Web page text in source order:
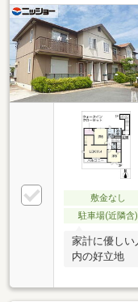
敷金なし
駐車場(近隣含)
家計に優し
内の好立地